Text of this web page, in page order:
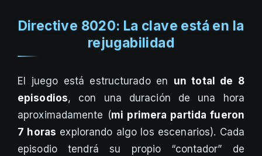
Directive 8020: La clave está en la
rejugabilidad
El juego está estructurado en un total de 8
episodios, con una duración de una hora
aproximadamente (mi primera partida fueron
7 horas explorando algo los escenarios). Cada
episodio tendrá su propio “contador” de